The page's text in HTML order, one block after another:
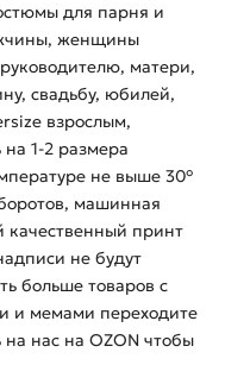
для парня и
женщины
матери,
свадьбу, юбилей,
взрослым,
1-2 размера
не выше 30°
машинная
качественный принт
не будут
больше товаров с
и мемами переходите
нас на OZON чтобы